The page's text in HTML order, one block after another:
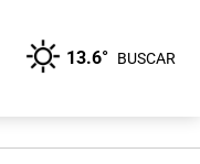
13.6° BUSCAR